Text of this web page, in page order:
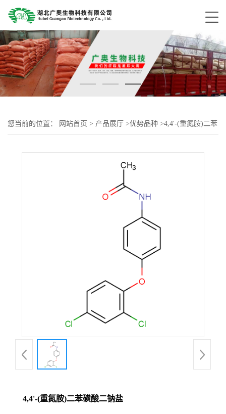
您当前的位置： 网站首页 > 产品展厅 >优势品种 >4,4'-(重氮胺)二苯
4,4'-(重氮胺)二苯磺酸二钠盐